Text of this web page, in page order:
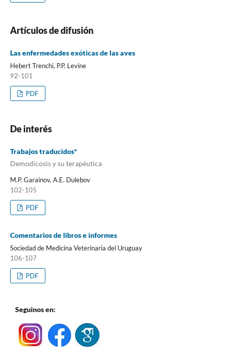
Artículos de difusión
Las enfermedades exóticas de las aves
Hebert Trenchi, P.P. Levine
92-101
PDF
De interés
Trabajos traducidos*
Demodicosis y su terapéutica
M.P. Garainov, A.E. Dulebov
102-105
PDF
Comentarios de libros e informes
Sociedad de Medicina Veterinaria del Uruguay
106-107
PDF
Seguinos en: